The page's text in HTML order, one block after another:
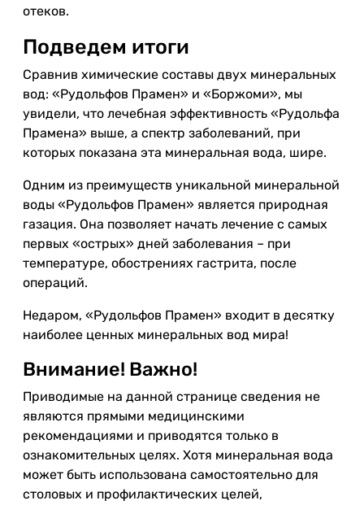
отеков.
Подведем итоги
Сравнив химические составы двух минеральных
вод: «Рудольфов Прамен» и «Боржоми», мы
увидели, что лечебная эффективность «Рудольфа
Прамена» выше, а спектр заболеваний, при
которых показана эта минеральная вода, шире.
Одним из преимуществ уникальной минеральной
воды «Рудольфов Прамен» является природная
газация. Она позволяет начать лечение с самых
первых «острых» дней заболевания – при
температуре, обострениях гастрита, после
операций.
Недаром, «Рудольфов Прамен» входит в десятку
наиболее ценных минеральных вод мира!
Внимание! Важно!
Приводимые на данной странице сведения не
являются прямыми медицинскими
рекомендациями и приводятся только в
ознакомительных целях. Хотя минеральная вода
может быть использована самостоятельно для
столовых и профилактических целей,